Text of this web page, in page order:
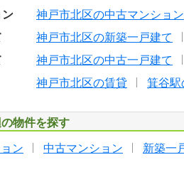
ン
神戸市北区の中古マンション
神戸市北区の新築一戸建て
神戸市北区の中古一戸建て
神戸市北区の賃貸 箕谷駅
物件を探す
ン 中古マンション 新築一